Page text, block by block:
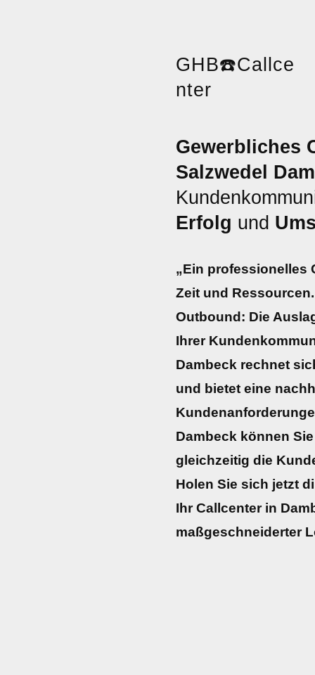
GHB☎️Callce
nter
Gewerbliches
Salzwedel
Erfolg und
„Ein professionelles
Zeit und
Outbound: Die
Ihrer
Dambeck rechnet
und bietet eine
Dambeck können
gleichzeitig die
Holen Sie sich jetzt
Ihr Callcenter in
maßgeschneiderter